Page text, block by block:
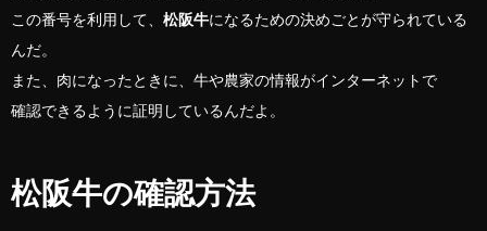
この番号を利用して、 松阪牛になるための決めごとが守られている
んだ。
また、肉になったときに、牛や農家の情報がインターネットで
確認できるように証明しているんだよ。
松阪牛の確認方法